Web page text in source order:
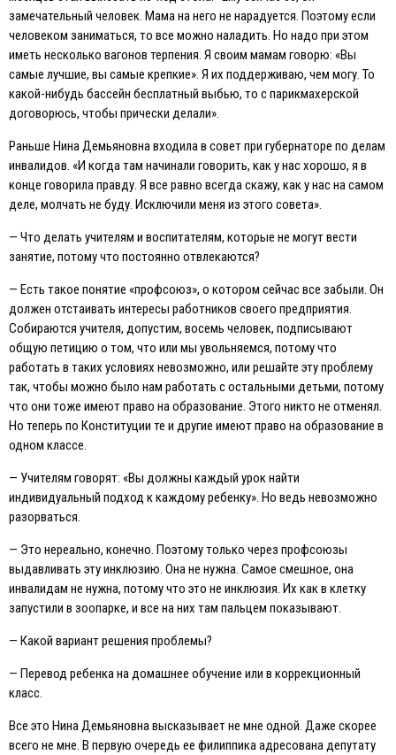
замечательный человек. Мама на него не нарадуется. Поэтому если
человеком заниматься, то все можно наладить. Но надо при этом
иметь несколько вагонов терпения. Я своим мамам говорю: «Вы
самые лучшие, вы самые крепкие». Я их поддерживаю, чем могу. То
какой-нибудь бассейн бесплатный выбью, то с парикмахерской
договорюсь, чтобы прически делали».
Раньше Нина Демьяновна входила в совет при губернаторе по делам
инвалидов. «И когда там начинали говорить, как у нас хорошо, я в
конце говорила правду. Я все равно всегда скажу, как у нас на самом
деле, молчать не буду. Исключили меня из этого совета».
— Что делать учителям и воспитателям, которые не могут вести
занятие, потому что постоянно отвлекаются?
— Eсть такое понятие «профсоюз», о котором сейчас все забыли. Он
должен отстаивать интересы работников своего предприятия.
Собираются учителя, допустим, восемь человек, подписывают
общую петицию о том, что или мы увольняемся, потому что
работать в таких условиях невозможно, или решайте эту проблему
так, чтобы можно было нам работать с остальными детьми, потому
что они тоже имеют право на образование. Этого никто не отменял.
Но теперь по Конституции те и другие имеют право на образование в
одном классе.
— Учителям говорят: «Вы должны каждый урок найти
индивидуальный подход к каждому ребенку». Но ведь невозможно
разорваться.
— Это нереально, конечно. Поэтому только через профсоюзы
выдавливать эту инклюзию. Она не нужна. Самое смешное, она
инвалидам не нужна, потому что это не инклюзия. Их как в клетку
запустили в зоопарке, и все на них там пальцем показывают.
— Какой вариант решения проблемы?
— Перевод ребенка на домашнее обучение или в коррекционный
класс.
Все это Нина Демьяновна высказывает не мне одной. Даже скорее
всего не мне. В первую очередь ее филиппика адресована депутату